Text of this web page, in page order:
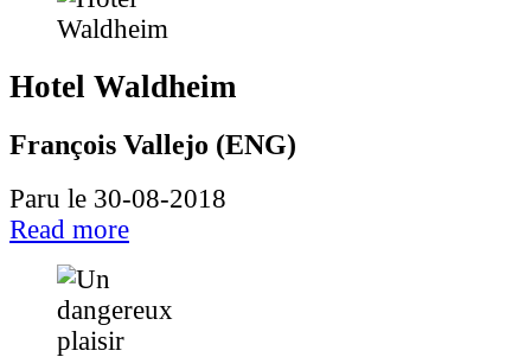
Hotel Waldheim
François Vallejo (ENG)
Paru le 30-08-2018
Read more